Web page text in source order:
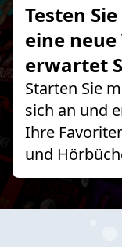
Testen
eine neue
erwartet
Starten Sie
sich an und
Ihre
und